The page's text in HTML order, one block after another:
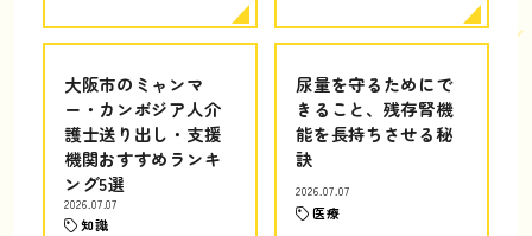
大阪市のミャンマ
ー・カンボジア人介
護士送り出し・支援
機関おすすめランキ
ング5選
2026.07.07
知識
尿量を守るためにで
きること、残存腎機
能を長持ちさせる秘
訣
2026.07.07
医療